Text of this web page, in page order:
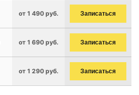
от 1 490 руб. Записаться
от 1 690 руб. Записаться
от 1 290 руб. Записаться